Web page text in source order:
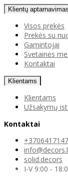
Klientų aptarnavimas
Visos prekės
Prekės su
Gamintojai
Svetainės
Kontaktai
Klientams
Klientams
Užsakymų
Kontaktai
solid.decors
I-V 9:00 -